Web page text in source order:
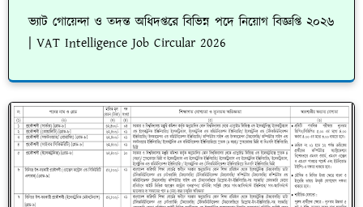
ভ্যাট গোয়েন্দা ও তদন্ত অধিদপ্তরে বিভিন্ন পদে নিয়োগ বিজ্ঞপ্তি ২০২৬
| VAT Intelligence Job Circular 2026